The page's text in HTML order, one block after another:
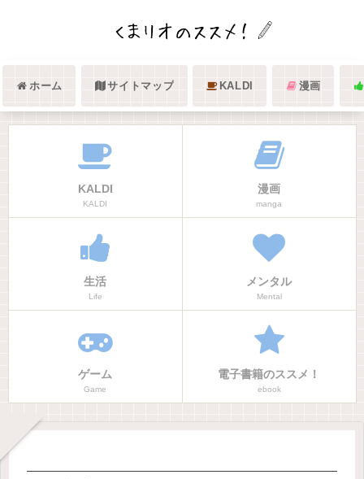
ホーム サイトマップ KALDI 漫画
KALDI
KALDI
漫画
manga
生活
Life
メンタル
Mental
ゲーム
Game
電子書籍のススメ！
ebook